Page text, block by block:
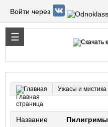
Войти через
Главная Ужасы и мистика
Название Пилигримы